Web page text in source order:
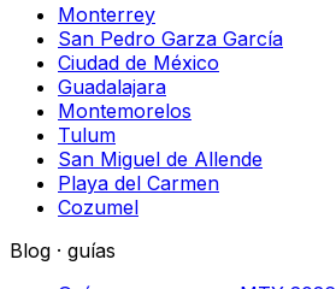
Monterrey
San Pedro Garza García
Ciudad de México
Guadalajara
Montemorelos
Tulum
San Miguel de Allende
Playa del Carmen
Cozumel
Blog · guías